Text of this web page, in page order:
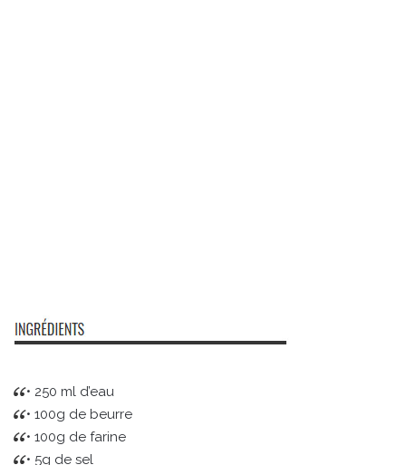
• 250 ml d’eau
• 100g de beurre
• 100g de farine
• 5g de sel